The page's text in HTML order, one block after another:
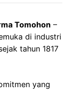
Tomohon –
di industri
tahun 1817
yang